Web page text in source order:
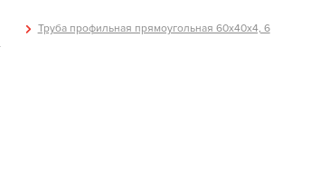
Труба профильная прямоугольная 60х40х4, 6